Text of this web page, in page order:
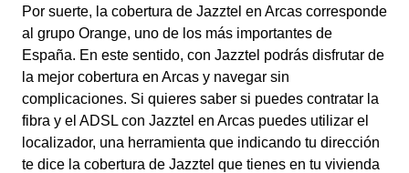
Por suerte, la cobertura de Jazztel en Arcas corresponde
al grupo Orange, uno de los más importantes de
España. En este sentido, con Jazztel podrás disfrutar de
la mejor cobertura en Arcas y navegar sin
complicaciones. Si quieres saber si puedes contratar la
fibra y el ADSL con Jazztel en Arcas puedes utilizar el
localizador, una herramienta que indicando tu dirección
te dice la cobertura de Jazztel que tienes en tu vivienda